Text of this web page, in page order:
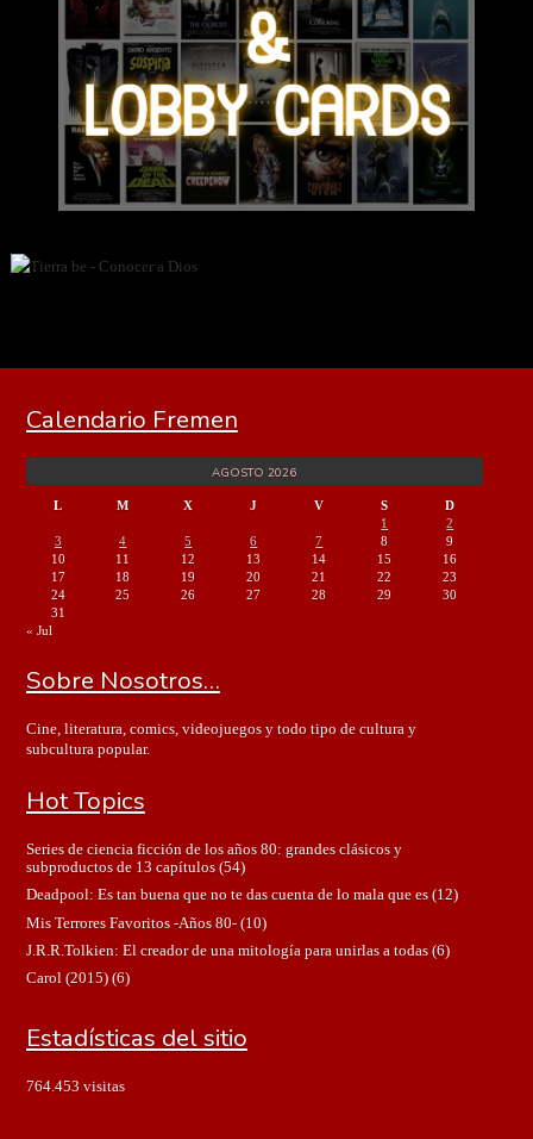
Calendario Fremen
AGOSTO 2026
L M X J V S
D
1
2
3
4 5 6 7 8
9
10
11 12 13 14 15
16
17
18 19 20 21 22
23
24
25 26 27 28 29
30
31
« Jul
Sobre Nosotros…
Cine, literatura, comics, videojuegos y todo tipo de cultura y
subcultura popular.
Hot Topics
Series de ciencia ficción de los años 80: grandes clásicos y
subproductos de 13 capítulos(54)
Deadpool: Es tan buena que no te das cuenta de lo mala que es(12)
Mis Terrores Favoritos -Años 80-(10)
J.R.R.Tolkien: El creador de una mitología para unirlas a todas(6)
Carol (2015)(6)
Estadísticas del sitio
764.453 visitas